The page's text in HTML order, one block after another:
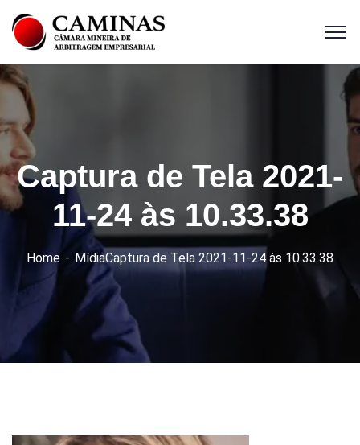
Captura de Tela 2021-
11-24 às 10.33.38
Home MídiaCaptura de Tela 2021-11-24 às 10.33.38